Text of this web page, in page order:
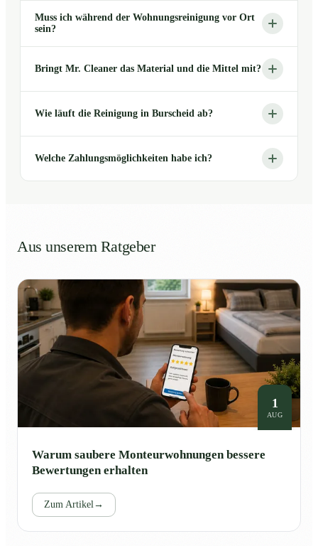
Muss ich während der Wohnungsreinigung vor Ort
sein?
Bringt Mr. Cleaner das Material und die Mittel mit?
Wie läuft die Reinigung in Burscheid ab?
Welche Zahlungsmöglichkeiten habe ich?
Aus unserem Ratgeber
1
AUG
Warum saubere Monteurwohnungen bessere
Bewertungen erhalten
Zum Artikel→